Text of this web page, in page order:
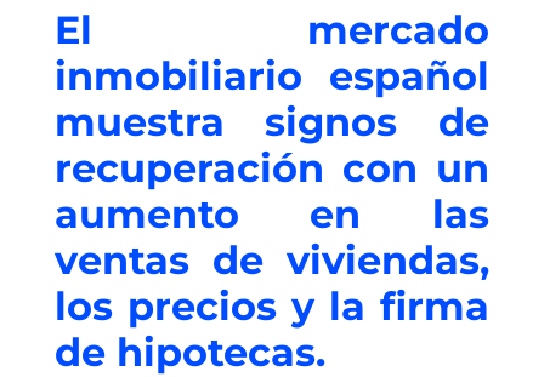
El mercado
inmobiliario español
muestra signos de
recuperación con un
aumento en las
ventas de viviendas,
los precios y la firma
de hipotecas.